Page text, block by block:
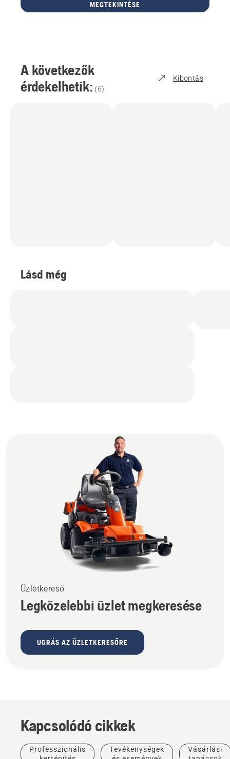
MEGTEKINTÉSE
A következők
érdekelhetik: (6)
Kibontás
Lásd még
Üzletkereső
Legközelebbi üzlet megkeresése
UGRÁS AZ ÜZLETKERESŐRE
Kapcsolódó cikkek
Professzionális
Tevékenységek
Vásárlási